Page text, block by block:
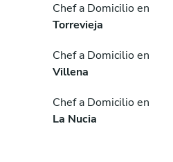
Chef a Domicilio en
Torrevieja
Chef a Domicilio en
Villena
Chef a Domicilio en
La Nucia